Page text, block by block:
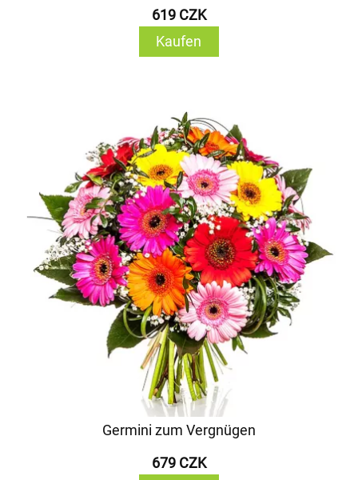
619 CZK
Kaufen
Germini zum Vergnügen
679 CZK